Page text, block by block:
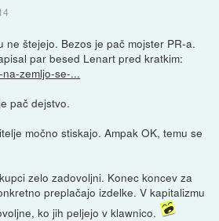
ne štejejo. Bezos je pač mojster PR-a.
par besed Lenart pred kratkim:
zemljo-se-...
pač dejstvo.
močno stiskajo. Ampak OK, temu se
zelo zadovoljni. Konec koncev za
preplačajo izdelke. V kapitalizmu
ko jih peljejo v klawnico.